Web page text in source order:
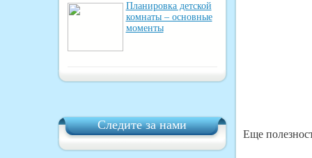
Планировка детской
комнаты – основные
моменты
Следите за нами
Еще